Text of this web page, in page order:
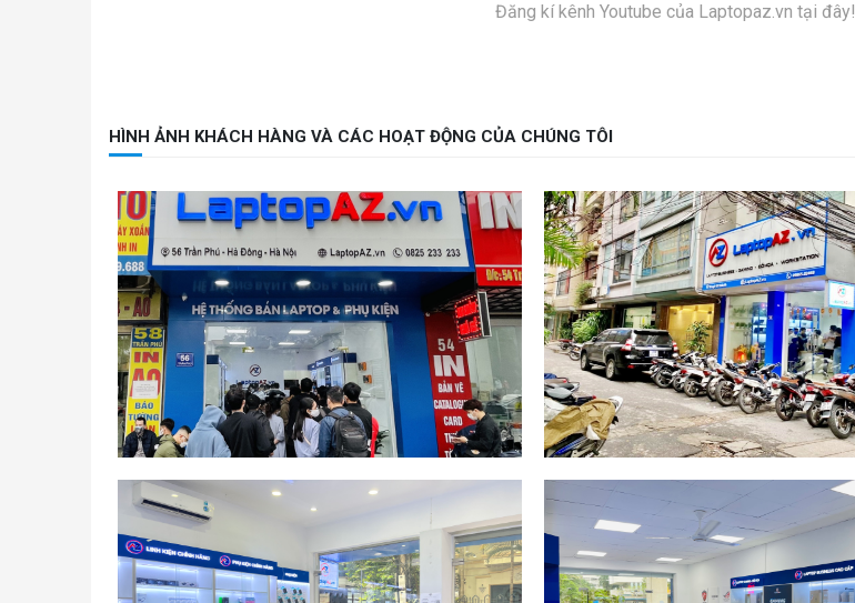
Đăng kí kênh Youtube của Laptopaz.vn tại đây!
HÌNH ẢNH KHÁCH HÀNG VÀ CÁC HOẠT ĐỘNG CỦA CHÚNG TÔI